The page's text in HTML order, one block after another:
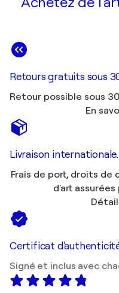
Retours gratuits sous
Retour possible sous
En
Livraison
Frais de port, droits de
d'art
Certificat
Signé et inclus avec